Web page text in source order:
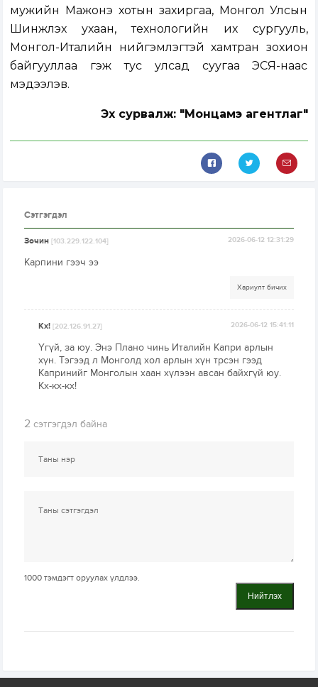
мужийн Мажонэ хотын захиргаа, Монгол Улсын
Шинжлэх ухаан, технологийн их сургууль,
Монгол-Италийн нийгэмлэгтэй хамтран зохион
байгууллаа гэж тус улсад суугаа ЭСЯ-наас
мэдээлэв.
Эх сурвалж: "Монцамэ агентлаг"
Сэтгэгдэл
Зочин[103.229.122.104] 2026-06-12 12:31:29
Карпини гээч ээ
Хариулт бичих
Кх![202.126.91.27] 2026-06-12 15:41:11
Үгүй, за юу. Энэ Плано чинь Италийн Капри арлын
хүн. Тэгээд л Монголд хол арлын хүн трсэн гээд
Капринийг Монголын хаан хүлээн авсан байхгүй юу.
Кх-кх-кх!
2 сэтгэгдэл байна
1000 тэмдэгт оруулах үлдлээ.
Нийтлэх